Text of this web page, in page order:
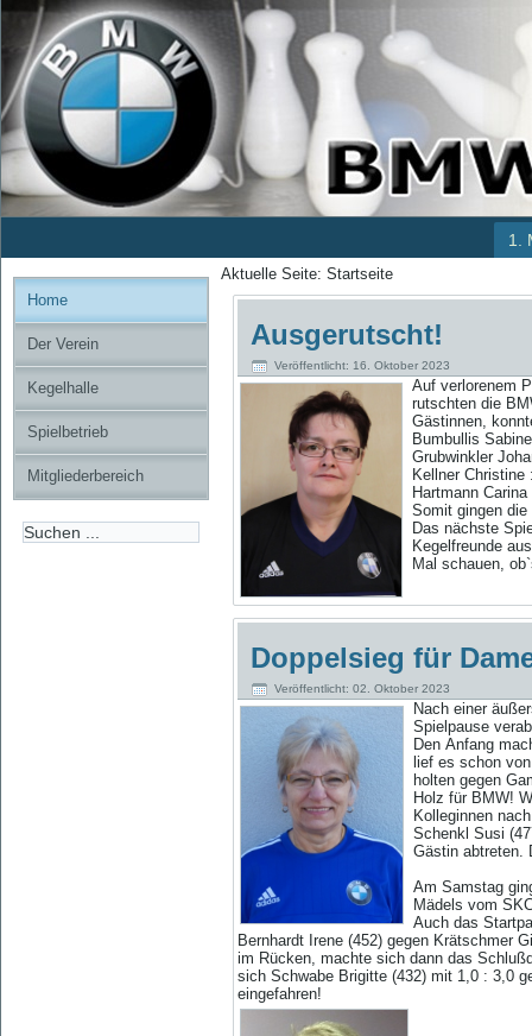
1.
Home
Der Verein
Kegelhalle
Spielbetrieb
Mitgliederbereich
Aktuelle Seite: Startseite
Ausgerutscht!
Veröffentlicht: 16. Oktober 2023
Auf verlorenem
rutschten die
Gästinnen,
Bumbullis
Grubwinkler
Kellner
Hartmann
Somit gingen
Das nächste
Kegelfreunde
Mal schauen,
Doppelsieg für
Veröffentlicht: 02. Oktober 2023
Nach einer
Spielpause
Den Anfang
lief es schon
holten gegen
Holz für BMW!
Kolleginnen
Schenkl Susi
Gästin abtreten.
Am Samstag
Mädels vom
Auch das
Bernhardt Irene (452) gegen Krätschmer
im Rücken, machte sich dann das
sich Schwabe Brigitte (432) mit 1,0 : 3,0
eingefahren!